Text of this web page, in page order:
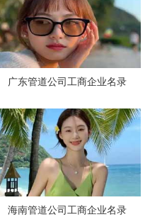
广东管道公司工商企业名录
海南管道公司工商企业名录